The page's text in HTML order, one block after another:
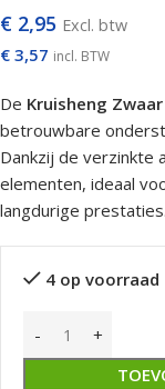
€ 2,95 Excl. btw
€ 3,57 incl. BTW
De Kruisheng
betrouwbare
Dankzij de verzinkte
elementen, ideaal
langdurige prestaties.
4 op voorraad